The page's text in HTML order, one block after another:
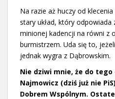
Na razie aż huczy od
stary układ, który
minionej kadencji na równi z
burmistrzem. Uda się to,
jednak wygra z Dąbrowskim.
Nie dziwi mnie, że do tego
Najmowicz (dziś już nie
Dobrem Wspólnym.